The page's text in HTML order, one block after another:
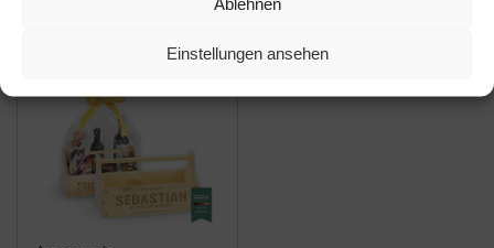
Einstellungen ansehen
Geschenkverpackung |